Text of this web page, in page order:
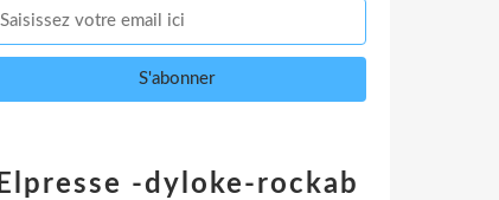
Elpresse -dyloke-rockab